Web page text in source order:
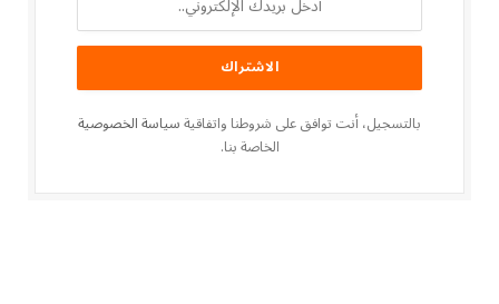
بالتسجيل، أنت توافق على شروطنا واتفاقيةسياسة الخصوصية
الخاصة بنا.